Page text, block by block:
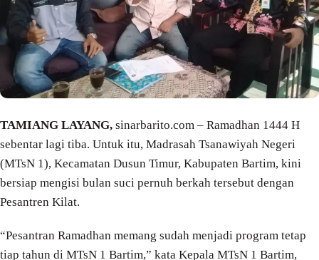
TAMIANG LAYANG, sinarbarito.com – Ramadhan 1444 H
sebentar lagi tiba. Untuk itu, Madrasah Tsanawiyah Negeri
(MTsN 1), Kecamatan Dusun Timur, Kabupaten Bartim, kini
bersiap mengisi bulan suci pernuh berkah tersebut dengan
Pesantren Kilat.
“Pesantran Ramadhan memang sudah menjadi program tetap
tiap tahun di MTsN 1 Bartim,” kata Kepala MTsN 1 Bartim,